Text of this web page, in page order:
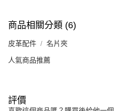
商品相關分類 (6)
皮革配件 名片夾
人氣商品推薦
評價